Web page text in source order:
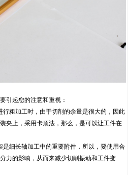
引起您的注意和重视：
行粗加工时，由于切削的余量是很大的，因此
夹上，采用卡顶法，那么，是可以让工件在
细长轴加工中的重要附件，所以，要使用合
力的影响，从而来减少切削振动和工件变